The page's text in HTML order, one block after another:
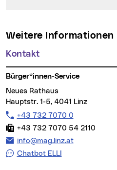
Weitere Informationen
Kontakt
Bürger*innen-Service
Neues Rathaus
Hauptstr. 1-5, 4041 Linz
Telefon:
+43 732 7070 0
Fax:
+43 732 7070 54 2110
E-Mail Adresse:
info@mag.linz.at
Chatbot ELLI